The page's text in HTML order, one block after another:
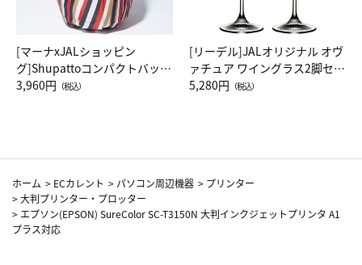
[マーナxJALショッピン
グ]Shupattoコンパクトバッグ
Drop JAL客室乗務員（LC）ス
3,960円 （税込）
[リーデル]JALオリジナル オヴ
ァチュア ワイングラス2脚セッ
ト（レッドワイン）
5,280円 （税込）
ホーム > ECカレント > パソコン周辺機器 > プリンター
>大判プリンター・プロッター
> エプソン(EPSON) SureColor SC-T3150N 大判インクジェットプリンタ A1
プラス対応